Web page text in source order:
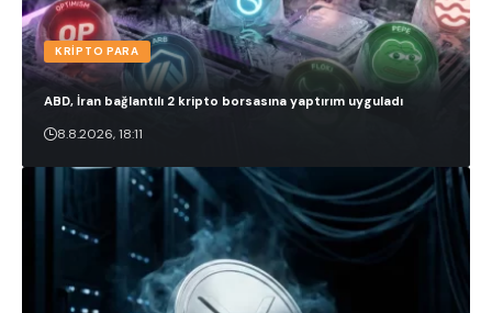
KRIPTO PARA
ABD, İran bağlantılı 2 kripto borsasına yaptırım uyguladı
8.8.2026, 18:11